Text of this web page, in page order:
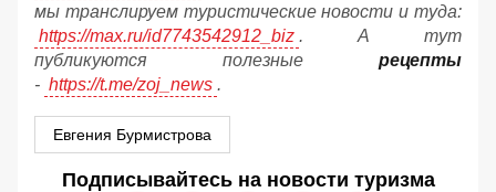
мы транслируем туристические новости и туда:
https://max.ru/id7743542912_biz . А тут
публикуются полезные рецепты
- https://t.me/zoj_news .
Евгения Бурмистрова
Подписывайтесь на новости туризма